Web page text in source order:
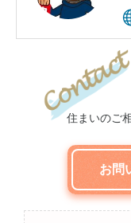
住まいのご
お問